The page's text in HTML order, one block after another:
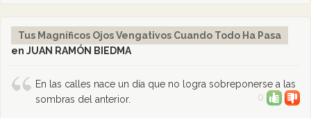
Tus Magníficos Ojos Vengativos Cuando Todo Ha Pasa
en JUAN RAMÓN BIEDMA
En las calles nace un día que no logra sobreponerse a las
sombras del anterior.
0